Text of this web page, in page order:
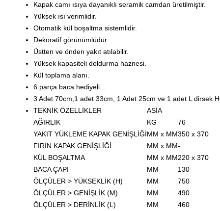
Kapak camı ısıya dayanıklı seramik camdan üretilmiştir.
Yüksek ısı verimlidir.
Otomatik kül boşaltma sistemlidir.
Dekoratif görünümlüdür.
Üstten ve önden yakıt atılabilir.
Yüksek kapasiteli doldurma haznesi.
Kül toplama alanı.
6 parça baca hediyeli...
3 Adet 70cm,1 adet 33cm, 1 Adet 25cm ve 1 adet L dirsek
TEKNİK ÖZELLİKLER
ASİA
AĞIRLIK
KG
76
YAKIT YÜKLEME KAPAK GENİŞLİĞİMM x MM350 x 370
FIRIN KAPAK GENİŞLİĞİ
MM x MM-
KÜL BOŞALTMA
MM x MM220 x 370
BACA ÇAPI
MM
130
ÖLÇÜLER > YÜKSEKLİK (H)
MM
750
ÖLÇÜLER > GENİŞLİK (M)
MM
490
ÖLÇÜLER > DERİNLİK (L)
MM 460